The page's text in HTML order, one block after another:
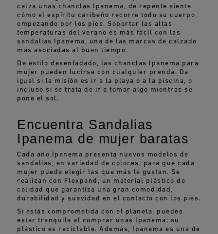
calza unas chanclas Ipanema, de repente siente
cómo el espíritu caribeño recorre todo su cuerpo,
empezando por los pies. Soportar las altas
temperaturas del verano es más fácil con las
sandalias Ipanema, una de las marcas de calzado
más asociadas al buen tiempo.
De estilo desenfadado, las chanclas Ipanema para
mujer pueden lucirse con cualquier prenda. Da
igual si la misión es ir a la playa o a la piscina, o
incluso si se trata de ir a tomar algo mientras se
pone el sol.
Encuentra Sandalias
Ipanema de mujer baratas
Cada año Ipanema presenta nuevos modelos de
sandalias, en variedad de colores, para que cada
mujer pueda elegir las que más le gustan. Se
realizan con Flexpand, un material plástico de
calidad que garantiza una gran comodidad,
durabilidad y suavidad en el contacto con los pies.
Si estás comprometida con el planeta, puedes
estar tranquila al comprar unas Ipanema: su
plástico es reciclable. Además, Ipanema es una de